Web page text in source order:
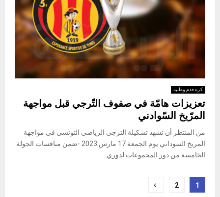
كرة قدم وطنية
تعزيزات هامّة في صفوف التّرجي قبل مواجهة
المرّيخ السّوادني
من المنتظر أن تشهد تشكيلة الترجي الرياضي التونسي في مواجهة
المريخ السوداني يوم الجمعة 17 مارس 2023 -ضمن منافسات الجولة
الخامسة من دور المجموعات لدوري...
Posts
1
2